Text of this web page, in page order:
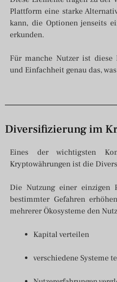
Plattform eine starke
kann, die Optionen jenseits
erkunden.
Für manche Nutzer ist diese
und Einfachheit genau das,
Diversifizierung im
Eines der wichtigsten
Kryptowährungen ist die
Die Nutzung einer einzigen
bestimmter Gefahren
mehrerer Ökosysteme den
Kapital verteilen
verschiedene Systeme